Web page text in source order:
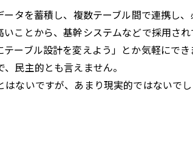
タを蓄積し、複数テーブル間で連携し
ことから、基幹システムなどで採用さ
ーブル設計を変えよう」とか気軽にで
民主的とも言えません。
ないですが、あまり現実的ではないでし